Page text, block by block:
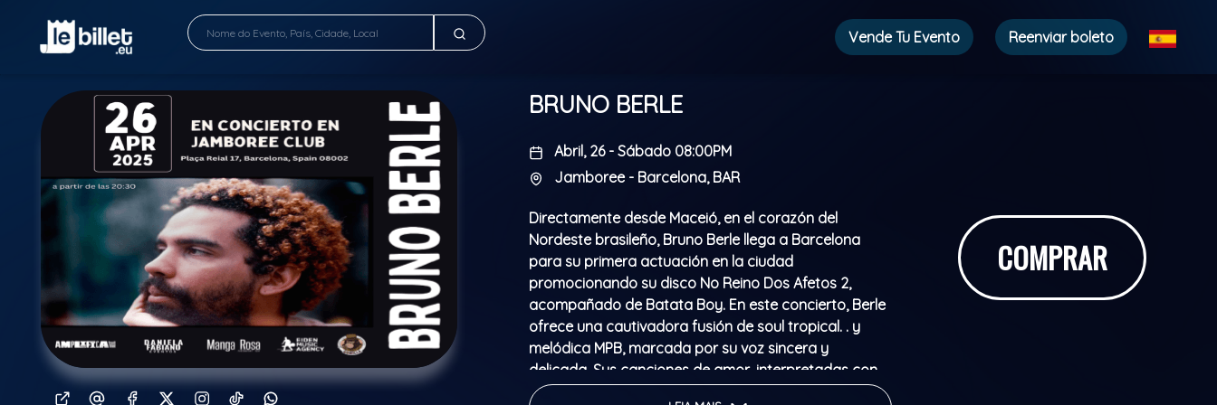
Vende Tu Evento Reenviar boleto
BRUNO BERLE
Abril, 26 - Sábado 08:00PM
Jamboree - Barcelona, BAR
Directamente desde Maceió, en el corazón del
Nordeste brasileño, Bruno Berle llega a Barcelona
para su primera actuación en la ciudad
promocionando su disco No Reino Dos Afetos 2,
acompañado de Batata Boy. En este concierto, Berle
ofrece una cautivadora fusión de soul tropical. . y
melódica MPB, marcada por su voz sincera y
delicada. Sus canciones de amor, interpretadas con
una estética lo-fi y acompañadas de ritmos caseros
COMPRAR